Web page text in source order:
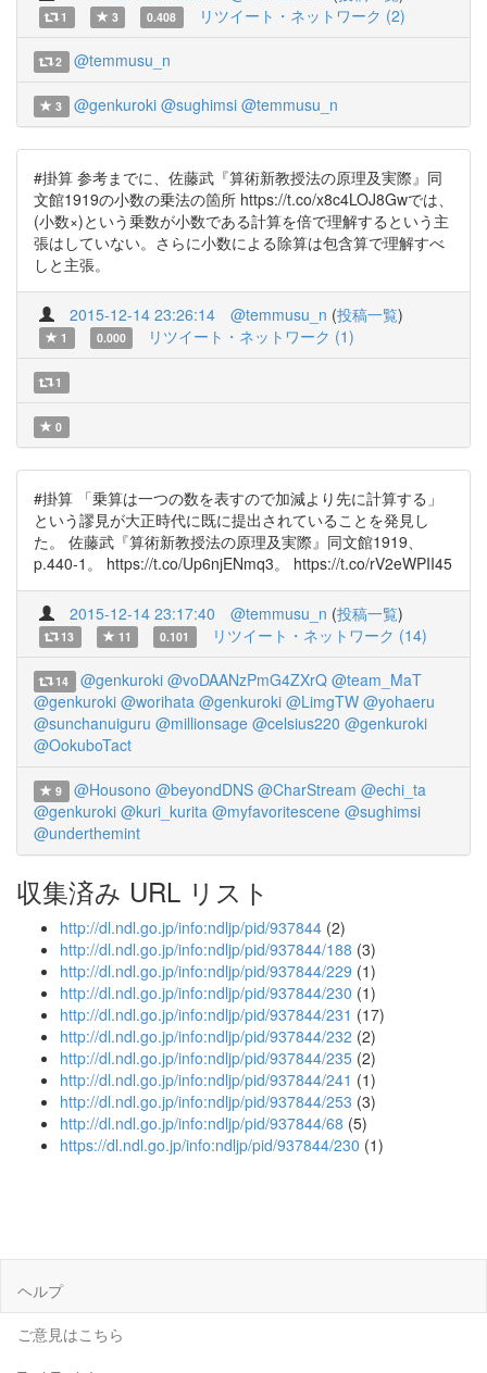
1 3 0.408 リツイート・ネットワーク (2)
2 @temmusu_n
3 @genkuroki @sughimsi @temmusu_n
#掛算 参考までに、佐藤武『算術新教授法の原理及実際』同
文館1919の小数の乗法の箇所 https://t.co/x8c4LOJ8Gwでは、
(小数×)という乗数が小数である計算を倍で理解するという主
張はしていない。さらに小数による除算は包含算で理解すべ
しと主張。
2015-12-14 23:26:14 @temmusu_n (投稿一覧)
1 0.000 リツイート・ネットワーク (1)
1
0
#掛算 「乗算は一つの数を表すので加減より先に計算する」
という謬見が大正時代に既に提出されていることを発見し
た。 佐藤武『算術新教授法の原理及実際』同文館1919、
p.440-1。 https://t.co/Up6njENmq3。 https://t.co/rV2eWPII45
2015-12-14 23:17:40 @temmusu_n (投稿一覧)
13 11 0.101 リツイート・ネットワーク (14)
14 @genkuroki @voDAANzPmG4ZXrQ @team_MaT
@genkuroki @worihata @genkuroki @LimgTW @yohaeru
@sunchanuiguru @millionsage @celsius220 @genkuroki
@OokuboTact
9 @Housono @beyondDNS @CharStream @echi_ta
@genkuroki @kuri_kurita @myfavoritescene @sughimsi
@underthemint
収集済み URL リスト
http://dl.ndl.go.jp/info:ndljp/pid/937844 (2)
http://dl.ndl.go.jp/info:ndljp/pid/937844/188 (3)
http://dl.ndl.go.jp/info:ndljp/pid/937844/229 (1)
http://dl.ndl.go.jp/info:ndljp/pid/937844/230 (1)
http://dl.ndl.go.jp/info:ndljp/pid/937844/231 (17)
http://dl.ndl.go.jp/info:ndljp/pid/937844/232 (2)
http://dl.ndl.go.jp/info:ndljp/pid/937844/235 (2)
http://dl.ndl.go.jp/info:ndljp/pid/937844/241 (1)
http://dl.ndl.go.jp/info:ndljp/pid/937844/253 (3)
http://dl.ndl.go.jp/info:ndljp/pid/937844/68 (5)
https://dl.ndl.go.jp/info:ndljp/pid/937844/230 (1)
ヘルプ
ご意見はこちら